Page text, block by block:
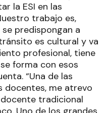
la ESI en las
trabajo es,
predispongan a
es cultural y va
profesional, tiene
forma con esos
“Una de las
docentes, me atrevo
docente tradicional